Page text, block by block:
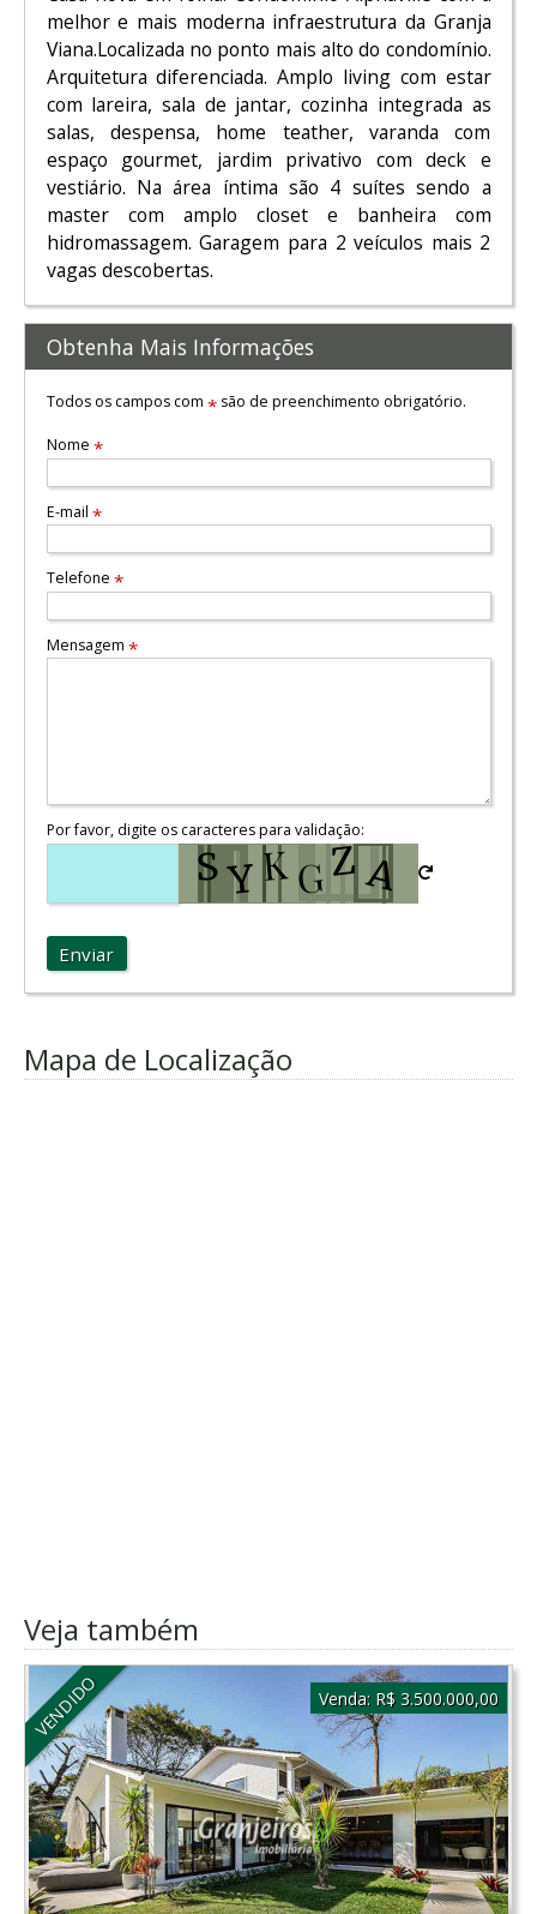
melhor e mais moderna infraestrutura da Granja
Viana.Localizada no ponto mais alto do condomínio.
Arquitetura diferenciada. Amplo living com estar
com lareira, sala de jantar, cozinha integrada as
salas, despensa, home teather, varanda com
espaço gourmet, jardim privativo com deck e
vestiário. Na área íntima são 4 suítes sendo a
master com amplo closet e banheira com
hidromassagem. Garagem para 2 veículos mais 2
vagas descobertas.
Obtenha Mais Informações
Todos os campos com *são de preenchimento obrigatório.
Nome *
E-mail *
Telefone *
Mensagem *
Por favor, digite os caracteres para validação:
Enviar
Mapa de Localização
Veja também
VENDIDO Venda: R$ 3.500.000,00